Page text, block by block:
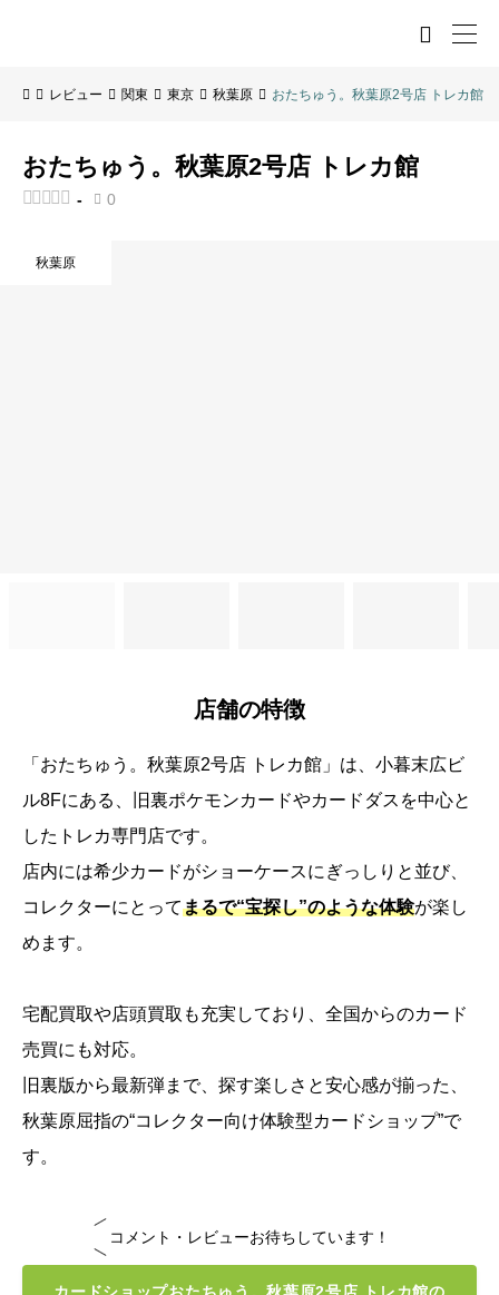

レビュー 関東 東京 秋葉原 おたちゅう。秋葉原2号店 トレカ館
おたちゅう。秋葉原2号店 トレカ館
   -  0
秋葉原
店舗の特徴
「おたちゅう。秋葉原2号店 トレカ館」は、小暮末広ビ
ル8Fにある、旧裏ポケモンカードやカードダスを中心と
したトレカ専門店です。
店内には希少カードがショーケースにぎっしりと並び、
コレクターにとってまるで“宝探し”のような体験が楽し
めます。
宅配買取や店頭買取も充実しており、全国からのカード
売買にも対応。
旧裏版から最新弾まで、探す楽しさと安心感が揃った、
秋葉原屈指の“コレクター向け体験型カードショップ”で
す。
コメント・レビューお待ちしています！